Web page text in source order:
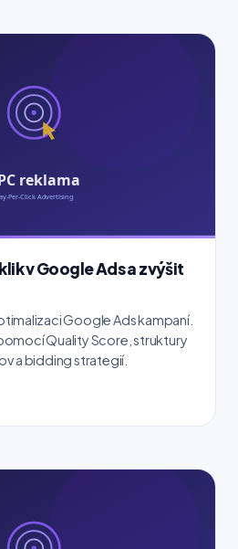
v Google Ads a zvýšit
Google Ads kampaní.
Quality Score, struktury
a bidding strategií.